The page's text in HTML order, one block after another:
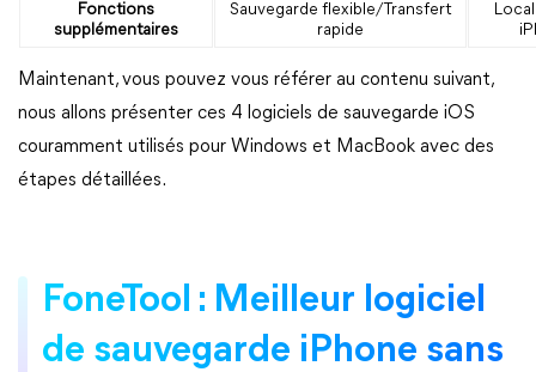
Fonctions
supplémentaires
Sauvegarde flexible/Transfert
rapide
Maintenant, vous pouvez vous référer au contenu suivant,
nous allons présenter ces 4 logiciels de sauvegarde iOS
couramment utilisés pour Windows et MacBook avec des
étapes détaillées.
FoneTool : Meilleur logiciel
de sauvegarde iPhone sans